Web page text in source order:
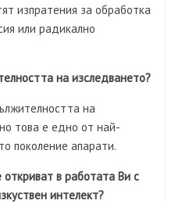
изпратения за обработка
или радикално
на изследването?
на
това е едно от най-
поколение апарати.
в работата Ви с
интелект?